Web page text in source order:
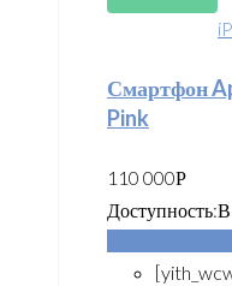
Смартфон
Pink
110 000Р
Доступность:В